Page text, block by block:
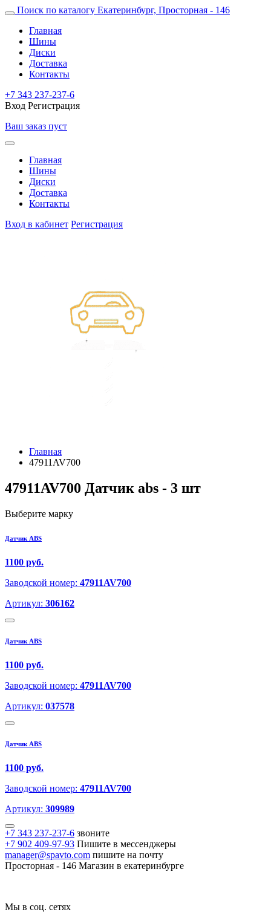
Поиск по каталогу Екатеринбург, Просторная - 146
Главная
Шины
Диски
Доставка
Контакты
+7 343 237-237-6
Вход Регистрация
Ваш заказ пуст
Главная
Шины
Диски
Доставка
Контакты
Вход в кабинет Регистрация
Главная
47911AV700
47911AV700 Датчик abs - 3 шт
Выберите марку
Датчик ABS
1100 руб.
Заводской номер: 47911AV700
Артикул: 306162
Датчик ABS
1100 руб.
Заводской номер: 47911AV700
Артикул: 037578
Датчик ABS
1100 руб.
Заводской номер: 47911AV700
Артикул: 309989
+7 343 237-237-6 звоните
+7 902 409-97-93 Пишите в мессенджеры
manager@spavto.com пишите на почту
Просторная - 146 Магазин в екатеринбурге
Мы в соц. сетях